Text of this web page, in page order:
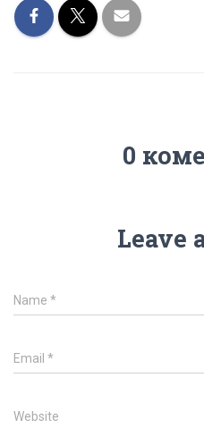
0
Leave
Name *
Email *
Website